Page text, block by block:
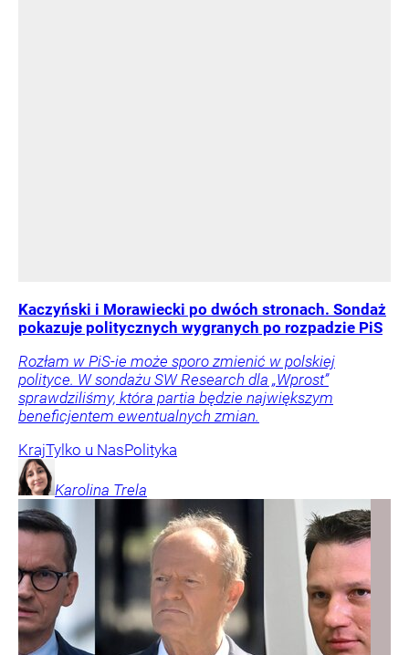
Kaczyński i Morawiecki po dwóch stronach. Sondaż
pokazuje politycznych wygranych po rozpadzie PiS
Rozłam w PiS-ie może sporo zmienić w polskiej
polityce. W sondażu SW Research dla „Wprost”
sprawdziliśmy, która partia będzie największym
beneficjentem ewentualnych zmian.
KrajTylko u NasPolityka
Karolina Trela